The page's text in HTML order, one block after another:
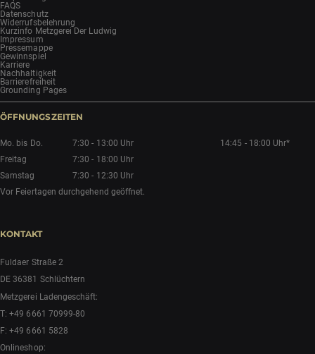
FAQS
Datenschutz
Widerrufsbelehrung
Kurzinfo Metzgerei Der Ludwig
Impressum
Pressemappe
Gewinnspiel
Karriere
Nachhaltigkeit
Barrierefreiheit
Grounding Pages
ÖFFNUNGSZEITEN
Mo. bis Do. 7:30 - 13:00 Uhr
14:45 - 18:00 Uhr*
Freitag
7:30 - 18:00 Uhr
Samstag
7:30 - 12:30 Uhr
Vor Feiertagen durchgehend geöffnet.
KONTAKT
Fuldaer Straße 2
DE 36381 Schlüchtern
Metzgerei Ladengeschäft:
T:+49 6661 70999-80
F: +49 6661 5828
Onlineshop: